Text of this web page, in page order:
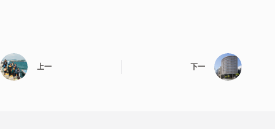
上一 下一